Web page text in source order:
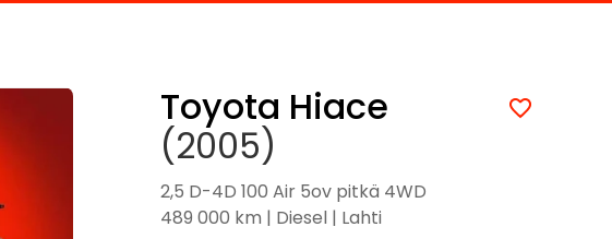
Toyota Hiace
(2005)
2,5 D-4D 100 Air 5ov pitkä 4WD
489 000 km | Diesel | Lahti